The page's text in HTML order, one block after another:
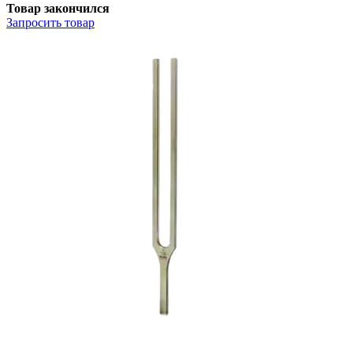
Товар закончился
Запросить товар